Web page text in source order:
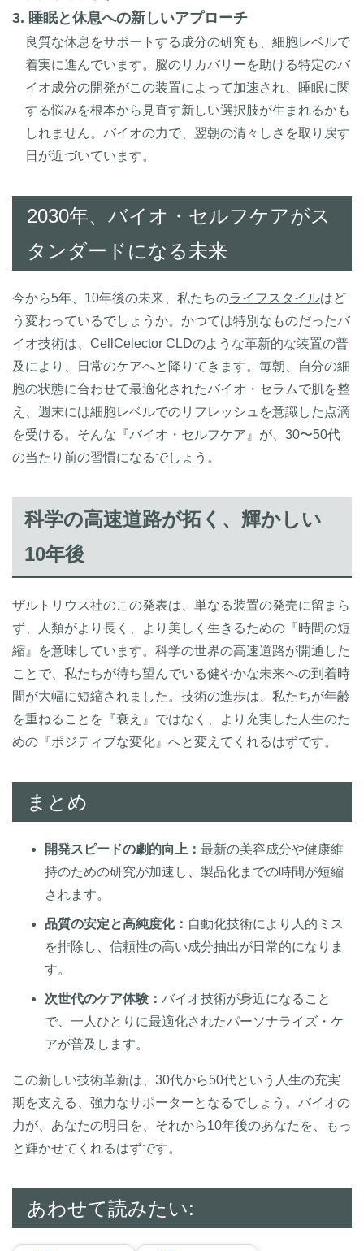
3. 睡眠と休息への新しいアプローチ
良質な休息をサポートする成分の研究も、細胞レベルで
着実に進んでいます。脳のリカバリーを助ける特定のバ
イオ成分の開発がこの装置によって加速され、睡眠に関
する悩みを根本から見直す新しい選択肢が生まれるかも
しれません。バイオの力で、翌朝の清々しさを取り戻す
日が近づいています。
2030年、バイオ・セルフケアがス
タンダードになる未来
今から5年、10年後の未来、私たちのライフスタイルはど
う変わっているでしょうか。かつては特別なものだったバ
イオ技術は、CellCelector CLDのような革新的な装置の普
及により、日常のケアへと降りてきます。毎朝、自分の細
胞の状態に合わせて最適化されたバイオ・セラムで肌を整
え、週末には細胞レベルでのリフレッシュを意識した点滴
を受ける。そんな『バイオ・セルフケア』が、30〜50代
の当たり前の習慣になるでしょう。
科学の高速道路が拓く、輝かしい
10年後
ザルトリウス社のこの発表は、単なる装置の発売に留まら
ず、人類がより長く、より美しく生きるための『時間の短
縮』を意味しています。科学の世界の高速道路が開通した
ことで、私たちが待ち望んでいる健やかな未来への到着時
間が大幅に短縮されました。技術の進歩は、私たちが年齢
を重ねることを『衰え』ではなく、より充実した人生のた
めの『ポジティブな変化』へと変えてくれるはずです。
まとめ
開発スピードの劇的向上： 最新の美容成分や健康維
持のための研究が加速し、製品化までの時間が短縮
されます。
品質の安定と高純度化： 自動化技術により人的ミス
を排除し、信頼性の高い成分抽出が日常的になりま
す。
次世代のケア体験： バイオ技術が身近になること
で、一人ひとりに最適化されたパーソナライズ・ケ
アが普及します。
この新しい技術革新は、30代から50代という人生の充実
期を支える、強力なサポーターとなるでしょう。バイオの
力が、あなたの明日を、それから10年後のあなたを、もっ
と輝かせてくれるはずです。
あわせて読みたい: